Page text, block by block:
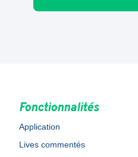
Fonctionnalités
Application
Lives commentés